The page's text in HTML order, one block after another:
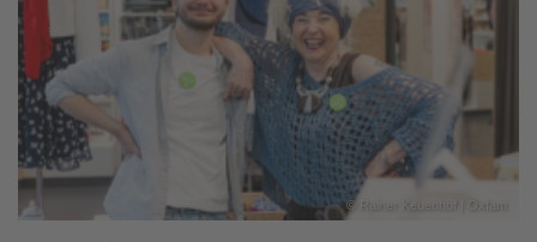
© Rainer Keuenhof | Oxfam